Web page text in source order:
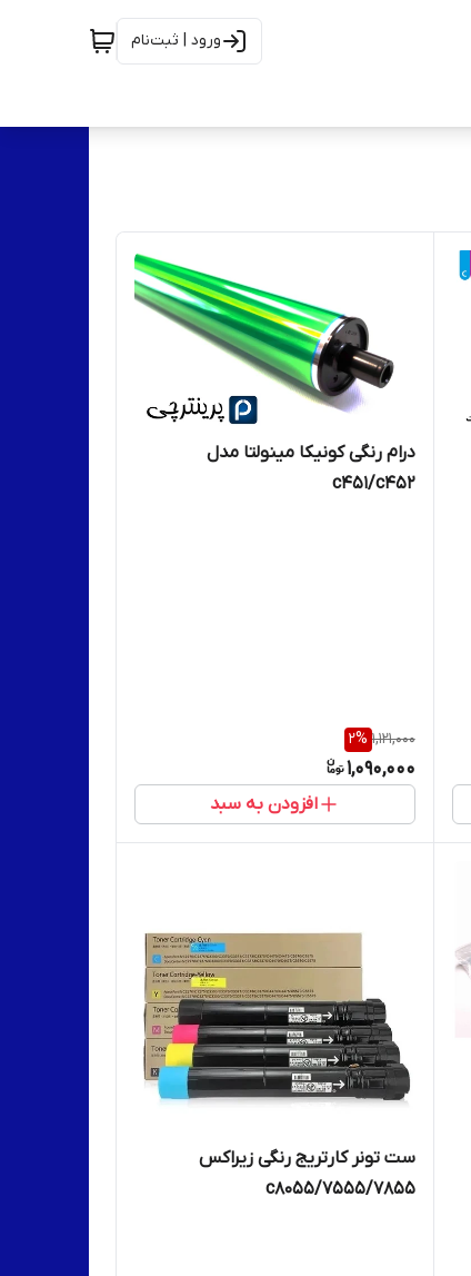
ورود | ثبت‌نام
درام رنگی کونیکا مینولتا مدل
c451/c452
1,121,000
2%
1,090,000
افزودن به سبد
ست تونر کارتریج رنگی زیراکس
7855/c8055/7555